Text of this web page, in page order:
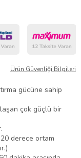
Ürün Güvenliği Bilgileri
gücüne sahip
çok güçlü bir
derece ortam